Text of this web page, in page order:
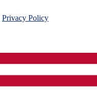
Privacy Policy